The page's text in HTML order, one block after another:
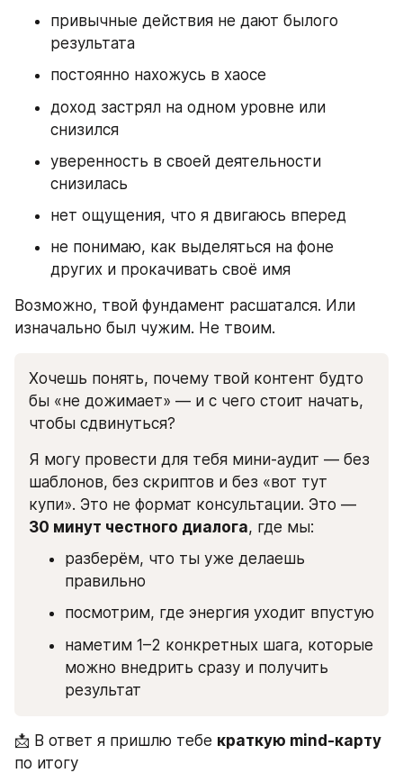
привычные действия не дают былого
результата
постоянно нахожусь в хаосе
доход застрял на одном уровне или
снизился
уверенность в своей деятельности
снизилась
нет ощущения, что я двигаюсь вперед
не понимаю, как выделяться на фоне
других и прокачивать своё имя
Возможно, твой фундамент расшатался. Или
изначально был чужим. Не твоим.
Хочешь понять, почему твой контент будто
бы «не дожимает» — и с чего стоит начать,
чтобы сдвинуться?
Я могу провести для тебя мини-аудит — без
шаблонов, без скриптов и без «вот тут
30 минут честного диалога, где мы:
разберём, что ты уже делаешь
правильно
посмотрим, где энергия уходит впустую
наметим 1–2 конкретных шага, которые
можно внедрить сразу и получить
результат
📩 В ответ я пришлю тебе краткую mind-карту
по итогу